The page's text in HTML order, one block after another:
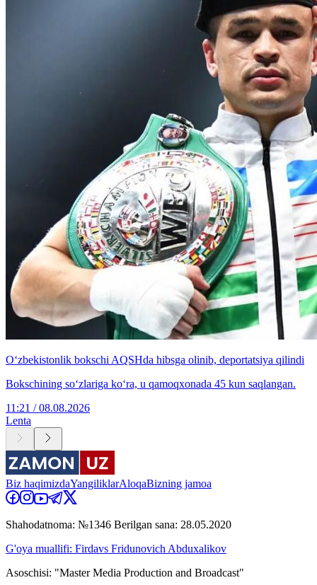
O‘zbekistonlik bokschi AQSHda hibsga olinib, deportatsiya qilindi
Bokschining so‘zlariga ko‘ra, u qamoqxonada 45 kun saqlangan.
11:21 / 08.08.2026
Lenta
Biz haqimizdaYangiliklarAloqaBizning jamoa
Shahodatnoma: №1346 Berilgan sana: 28.05.2020
G'oya muallifi: Firdavs Fridunovich Abduxalikov
Asoschisi: "Master Media Production and Broadcast"